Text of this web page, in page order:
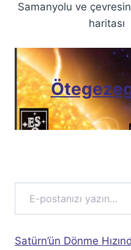
Samanyolu ve
haritası
E-postanızı yazın…
Satürn’ün Dönme